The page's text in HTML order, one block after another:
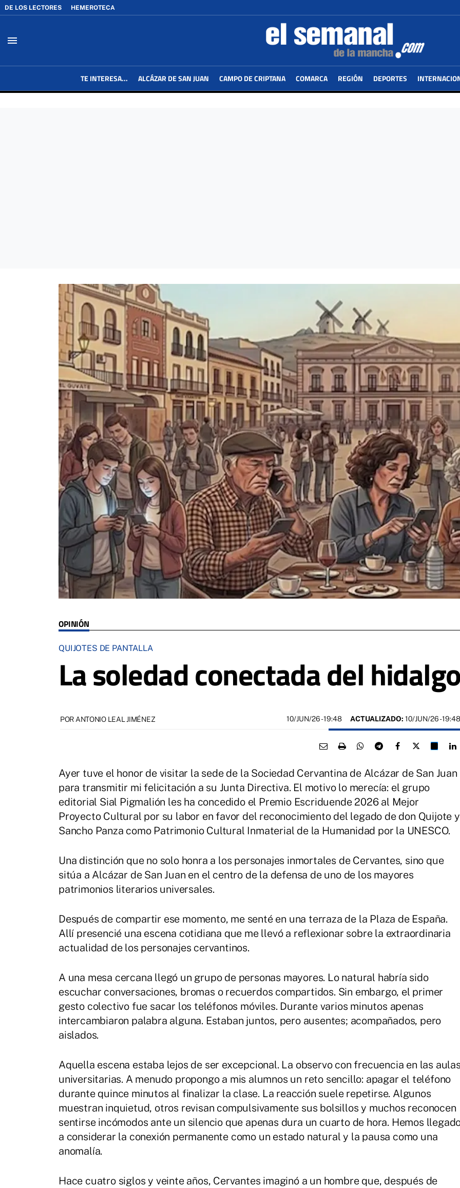
DE LOS LECTORES HEMEROTECA
menu
TE INTERESA... ALCÁZAR DE SAN JUAN CAMPO DE CRIPTANA COMARCA REGIÓN DEPORTES
OPINIÓN
QUIJOTES DE PANTALLA
La soledad conectada del
POR ANTONIO LEAL JIMÉNEZ 10/JUN/26- 19:48 ACTUALIZADO: 10/JUN/26 - 19:48
Ayer tuve el honor de visitar la sede de la Sociedad Cervantina de Alcázar de San Juan
para transmitir mi felicitación a su Junta Directiva. El motivo lo merecía: el grupo
editorial Sial Pigmalión les ha concedido el Premio Escriduende 2026 al Mejor
Proyecto Cultural por su labor en favor del reconocimiento del legado de don Quijote y
Sancho Panza como Patrimonio Cultural Inmaterial de la Humanidad por la UNESCO.
Una distinción que no solo honra a los personajes inmortales de Cervantes, sino que
sitúa a Alcázar de San Juan en el centro de la defensa de uno de los mayores
patrimonios literarios universales.
Después de compartir ese momento, me senté en una terraza de la Plaza de España.
Allí presencié una escena cotidiana que me llevó a reflexionar sobre la extraordinaria
actualidad de los personajes cervantinos.
A una mesa cercana llegó un grupo de personas mayores. Lo natural habría sido
escuchar conversaciones, bromas o recuerdos compartidos. Sin embargo, el primer
gesto colectivo fue sacar los teléfonos móviles. Durante varios minutos apenas
intercambiaron palabra alguna. Estaban juntos, pero ausentes; acompañados, pero
aislados.
Aquella escena estaba lejos de ser excepcional. La observo con frecuencia en las
universitarias. A menudo propongo a mis alumnos un reto sencillo: apagar el teléfono
durante quince minutos al finalizar la clase. La reacción suele repetirse. Algunos
muestran inquietud, otros revisan compulsivamente sus bolsillos y muchos reconocen
sentirse incómodos ante un silencio que apenas dura un cuarto de hora. Hemos
a considerar la conexión permanente como un estado natural y la pausa como una
anomalía.
Hace cuatro siglos y veinte años, Cervantes imaginó a un hombre que, después de